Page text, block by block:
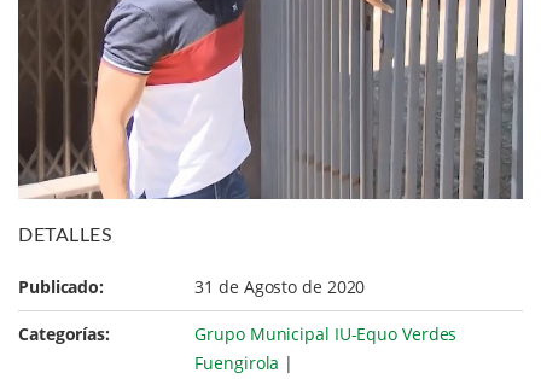
DETALLES
Publicado: 31 de Agosto de 2020
Categorías:
Grupo Municipal IU-Equo Verdes
Fuengirola |